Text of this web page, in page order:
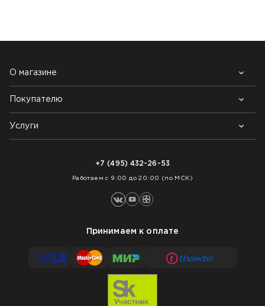
О магазине
Почему выбирают нас
Контакты
Блог
Покупателю
Возврат товара
Как заказать
Услуги
+7 (495) 432-26-53
Работаем с 9:00 до 20:00 (по МСК)
Принимаем к оплате